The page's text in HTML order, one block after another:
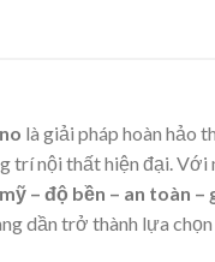
là giải pháp hoàn hảo
trí nội thất hiện đại. Với
– độ bền – an toàn –
dần trở thành lựa